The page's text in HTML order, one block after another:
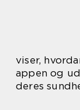
viser,
appen og
deres